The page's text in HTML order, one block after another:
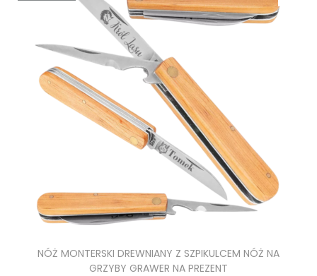
NÓŻ MONTERSKI DREWNIANY Z SZPIKULCEM NÓŻ NA
GRZYBY GRAWER NA PREZENT